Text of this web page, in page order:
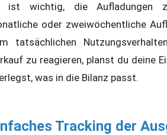
ist wichtig, die Aufladungen
oder zweiwöchentliche
tatsächlichen
zu reagieren, planst du deine
was in die Bilanz passt.
Tracking der